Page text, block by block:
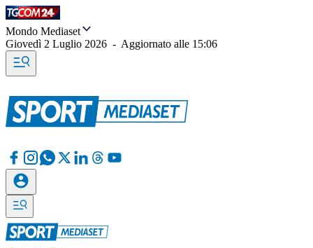
Mondo Mediaset
Giovedì 2 Luglio 2026 - Aggiornato alle 15:06